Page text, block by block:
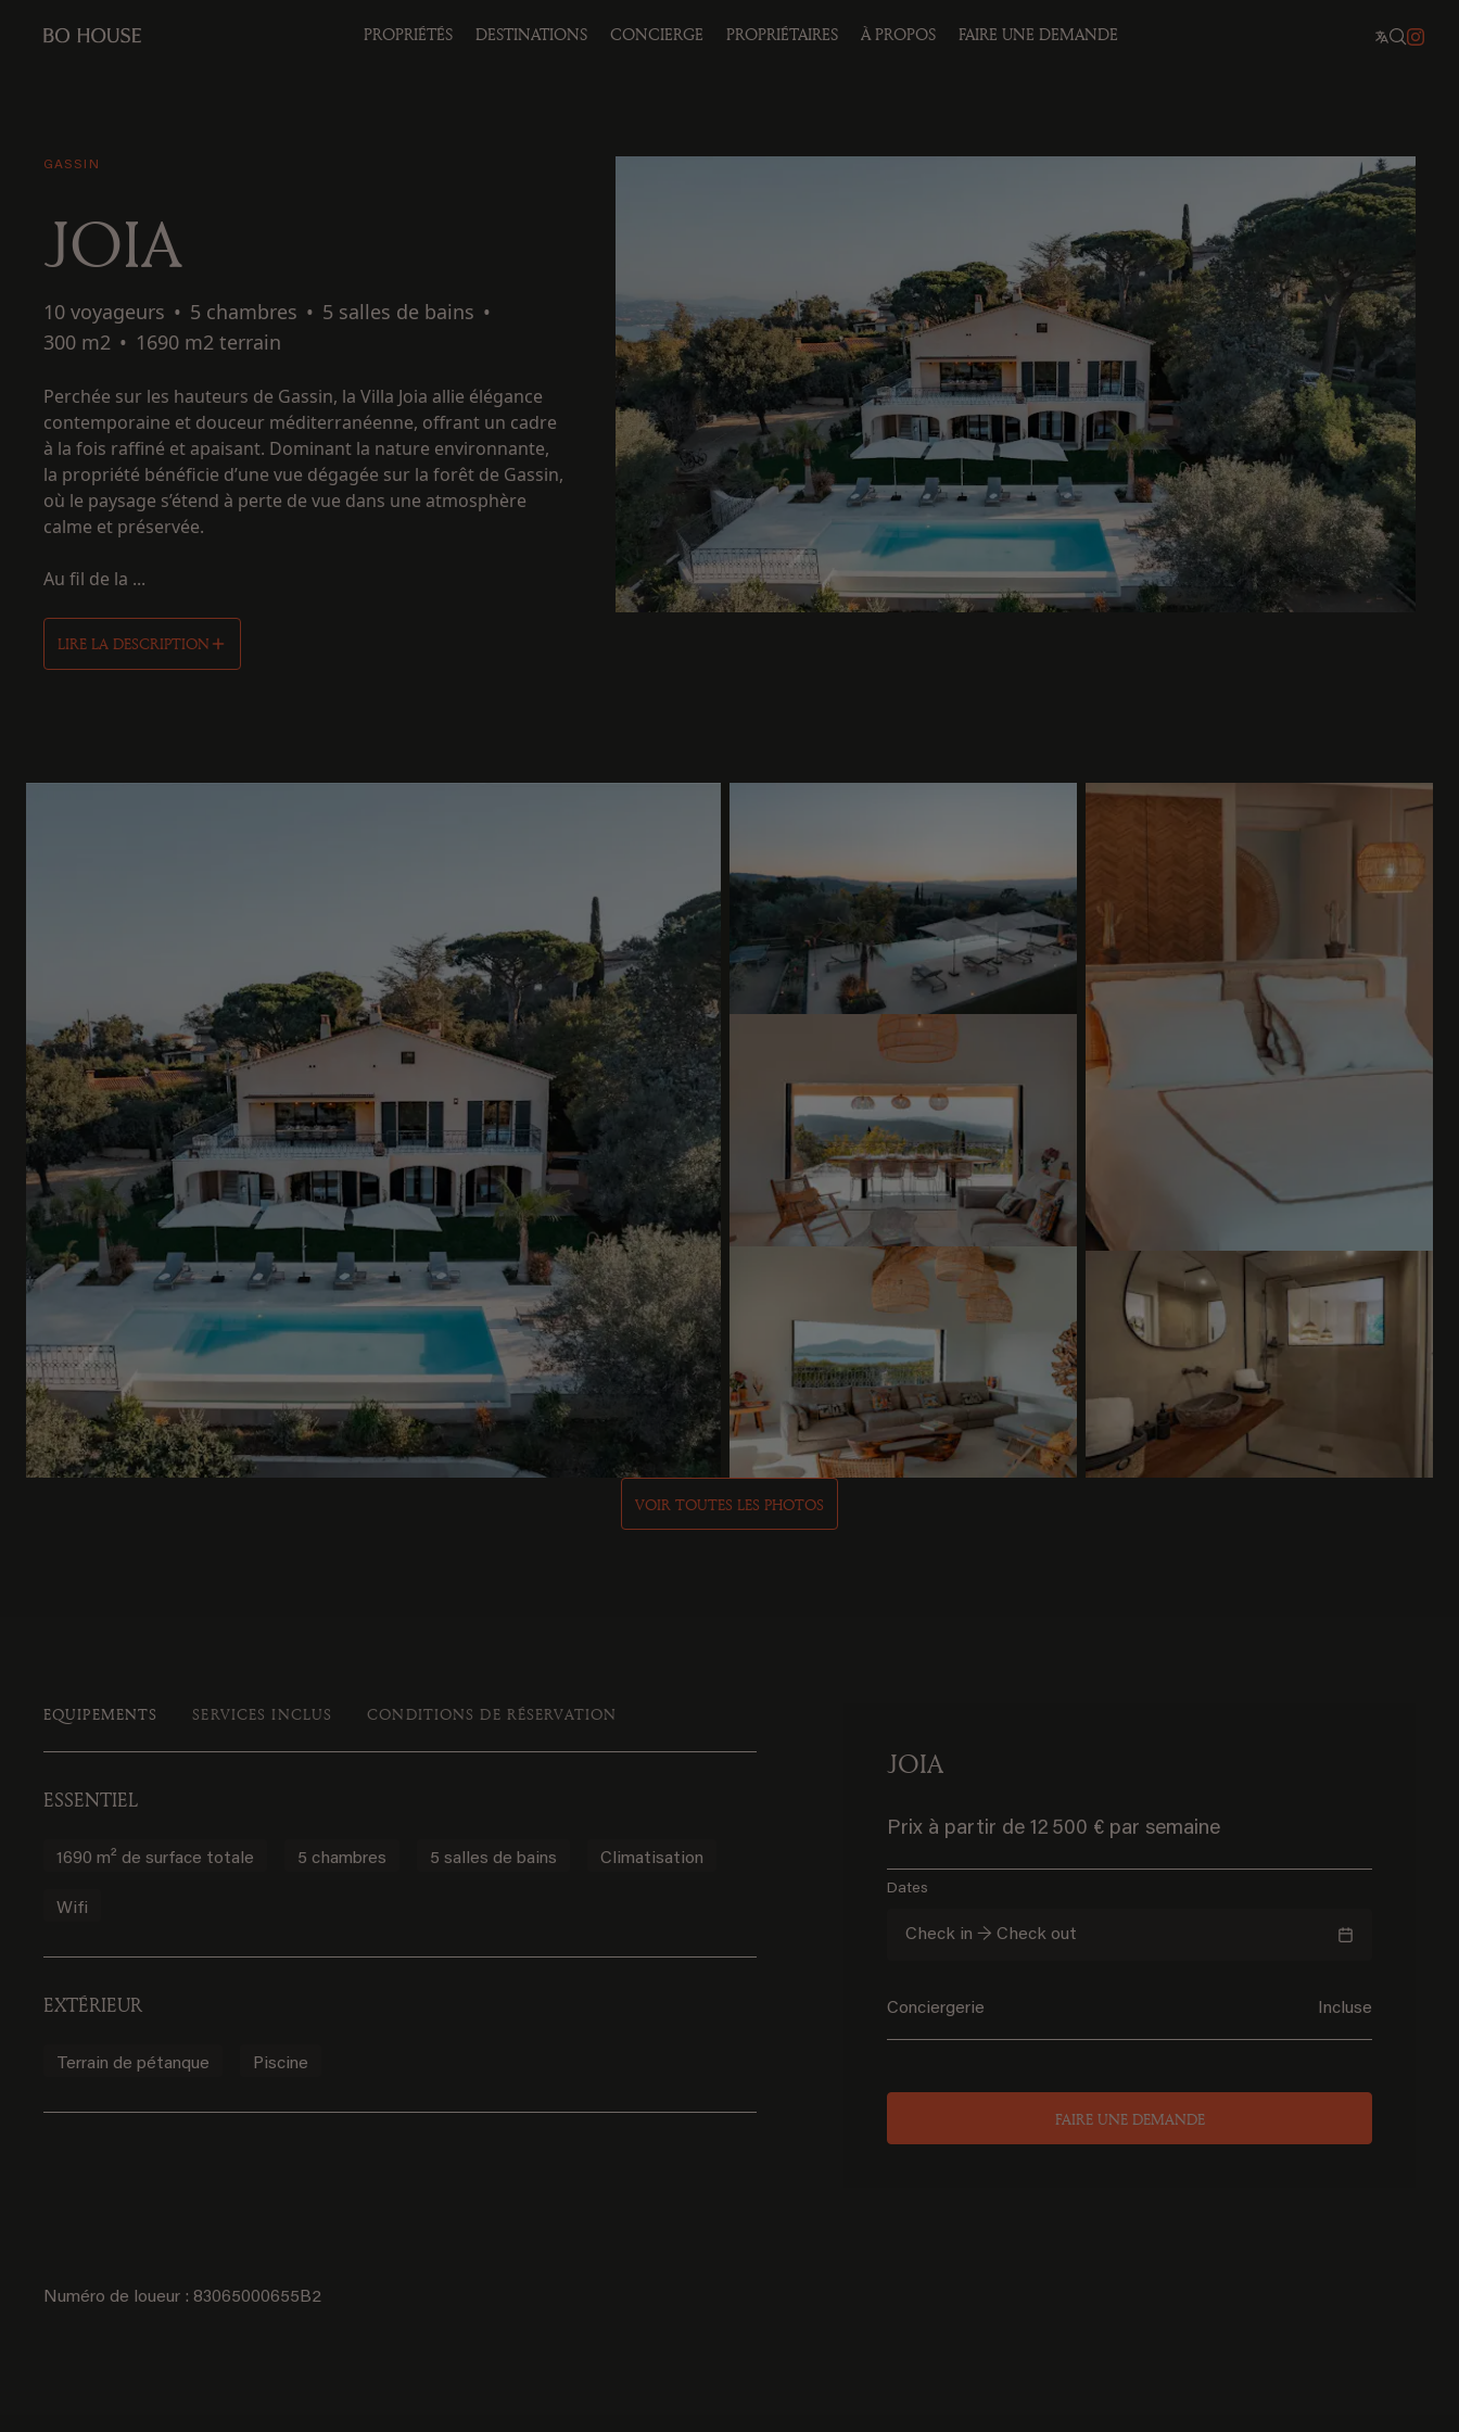
PROPRIÉTÉS DESTINATIONS CONCIERGE PROPRIÉTAIRES À PROPOS FAIRE UNE DEMANDE
GASSIN
JOIA
10 voyageurs • 5 chambres • 5 salles de bains •
300 m2 • 1690 m2 terrain
Perchée sur les hauteurs de Gassin, la Villa Joia allie élégance
contemporaine et douceur méditerranéenne, offrant un cadre
à la fois raffiné et apaisant. Dominant la nature environnante,
la propriété bénéficie d’une vue dégagée sur la forêt de Gassin,
où le paysage s’étend à perte de vue dans une atmosphère
calme et préservée.
Au fil de la ...
LIRE LA DESCRIPTION
VOIR TOUTES LES PHOTOS
EQUIPEMENTS SERVICES INCLUS CONDITIONS DE RÉSERVATION
ESSENTIEL
1690 m² de surface totale 5 chambres 5 salles de bains Climatisation
Wifi
EXTÉRIEUR
Terrain de pétanque Piscine
Numéro de loueur : 83065000655B2
JOIA
Prix à partir de 12 500 € par semaine
Dates
Check in → Check out
Conciergerie Incluse
FAIRE UNE DEMANDE